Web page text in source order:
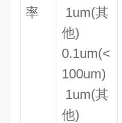
率
1um(其
他)
0.1um(<
100um)
1um(其
他)